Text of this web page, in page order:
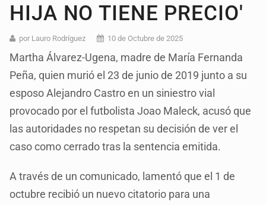
HIJA NO TIENE PRECIO'
por Lauro Rodríguez 10 de Octubre de 2025
Martha Álvarez-Ugena, madre de María Fernanda
Peña, quien murió el 23 de junio de 2019 junto a su
esposo Alejandro Castro en un siniestro vial
provocado por el futbolista Joao Maleck, acusó que
las autoridades no respetan su decisión de ver el
caso como cerrado tras la sentencia emitida.
A través de un comunicado, lamentó que el 1 de
octubre recibió un nuevo citatorio para una